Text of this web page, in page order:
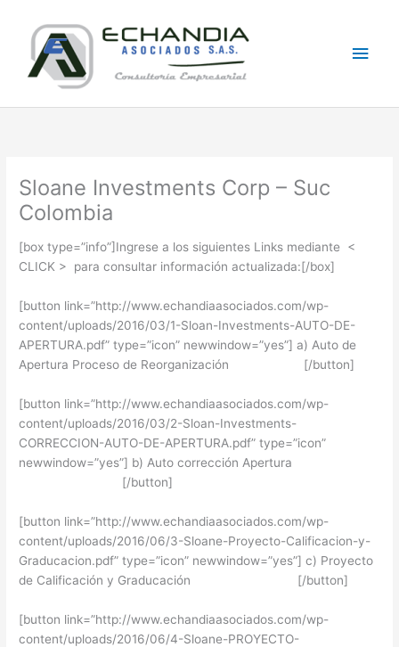
content
Sloane Investments Corp – Suc
Colombia
[box type=”info”]Ingrese a los siguientes Links mediante <
CLICK > para consultar información actualizada:[/box]
[button link=”http://www.echandiaasociados.com/wp-
content/uploads/2016/03/1-Sloan-Investments-AUTO-DE-
APERTURA.pdf” type=”icon” newwindow=”yes”] a) Auto de
Apertura Proceso de Reorganización [/button]
[button link=”http://www.echandiaasociados.com/wp-
content/uploads/2016/03/2-Sloan-Investments-
CORRECCION-AUTO-DE-APERTURA.pdf” type=”icon”
newwindow=”yes”] b) Auto corrección Apertura
[/button]
[button link=”http://www.echandiaasociados.com/wp-
content/uploads/2016/06/3-Sloane-Proyecto-Calificacion-y-
Graducacion.pdf” type=”icon” newwindow=”yes”] c) Proyecto
de Calificación y Graducación [/button]
[button link=”http://www.echandiaasociados.com/wp-
content/uploads/2016/06/4-Sloane-PROYECTO-